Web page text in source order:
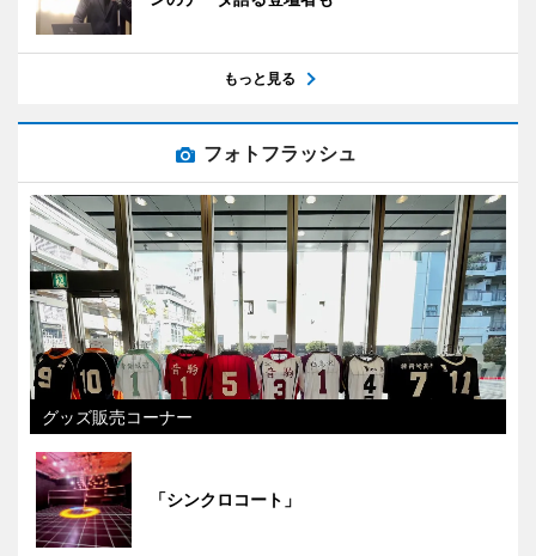
もっと見る
フォトフラッシュ
グッズ販売コーナー
「シンクロコート」